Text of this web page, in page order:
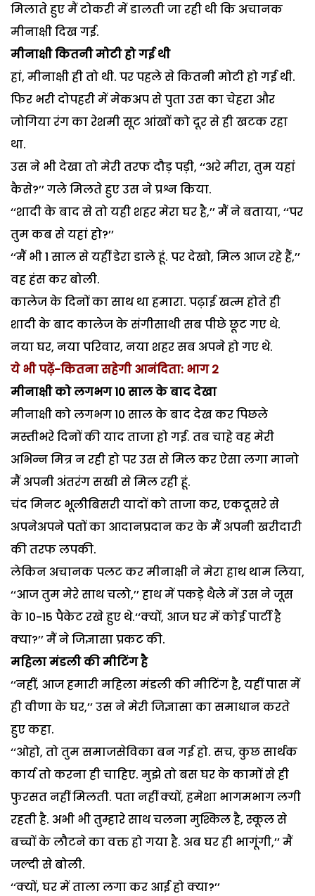
मिलाते हुए मैं टोकरी में डालती जा रही थी कि अचानक
मीनाक्षी दिख गई.
मीनाक्षी कितनी मोटी हो गई थी
हां, मीनाक्षी ही तो थी. पर पहले से कितनी मोटी हो गई थी.
फिर भरी दोपहरी में मेकअप से पुता उस का चेहरा और
जोगिया रंग का रेशमी सूट आंखों को दूर से ही खटक रहा
था.
उस ने भी देखा तो मेरी तरफ दौड़ पड़ी, ‘‘अरे मीरा, तुम यहां
कैसे?’’ गले मिलते हुए उस ने प्रश्न किया.
‘‘शादी के बाद से तो यही शहर मेरा घर है,’’ मैं ने बताया, ‘‘पर
तुम कब से यहां हो?’’
‘‘मैं भी 1 साल से यहीं डेरा डाले हूं. पर देखो, मिल आज रहे हैं,’’
वह हंस कर बोली.
कालेज के दिनों का साथ था हमारा. पढ़ाई खत्म होते ही
शादी के बाद कालेज के संगीसाथी सब पीछे छूट गए थे.
नया घर, नया परिवार, नया शहर सब अपने हो गए थे.
ये भी पढ़ें-कितना सहेगी आनंदिता: भाग 2
मीनाक्षी को लगभग 10 साल के बाद देखा
मीनाक्षी को लगभग 10 साल के बाद देख कर पिछले
मस्तीभरे दिनों की याद ताजा हो गई. तब चाहे वह मेरी
अभिन्न मित्र न रही हो पर उस से मिल कर ऐसा लगा मानो
मैं अपनी अंतरंग सखी से मिल रही हूं.
चंद मिनट भूलीबिसरी यादों को ताजा कर, एकदूसरे से
अपनेअपने पतों का आदानप्रदान कर के मैं अपनी खरीदारी
की तरफ लपकी.
लेकिन अचानक पलट कर मीनाक्षी ने मेरा हाथ थाम लिया,
‘‘आज तुम मेरे साथ चलो,’’ हाथ में पकड़े थैले में उस ने जूस
के 10-15 पैकेट रखे हुए थे.‘‘क्यों, आज घर में कोई पार्टी है
क्या?’’ मैं ने जिज्ञासा प्रकट की.
महिला मंडली की मीटिंग है
‘‘नहीं, आज हमारी महिला मंडली की मीटिंग है, यहीं पास में
ही वीणा के घर,’’ उस ने मेरी जिज्ञासा का समाधान करते
हुए कहा.
‘‘ओहो, तो तुम समाजसेविका बन गई हो. सच, कुछ सार्थक
कार्य तो करना ही चाहिए. मुझे तो बस घर के कामों से ही
फुरसत नहीं मिलती. पता नहीं क्यों, हमेशा भागमभाग लगी
रहती है. अभी भी तुम्हारे साथ चलना मुश्किल है, स्कूल से
बच्चों के लौटने का वक्त हो गया है. अब घर ही भागूंगी,’’ मैं
जल्दी से बोली.
‘‘क्यों, घर में ताला लगा कर आई हो क्या?’’